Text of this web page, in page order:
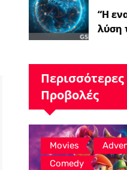
“Η
λύση
Περισσότερες
Προβολές
Movies ,
Comedy